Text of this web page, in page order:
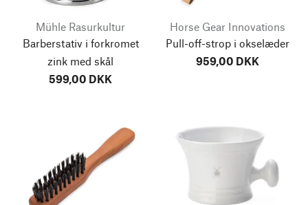
Mühle Rasurkultur
Barberstativ i forkromet
zink med skål
599,00 DKK
Horse Gear Innovations
Pull-off-strop i okselæder
959,00 DKK